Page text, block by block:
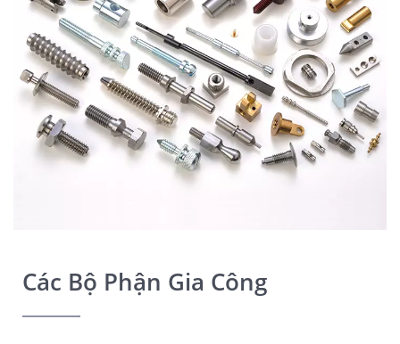
Các Bộ Phận Gia Công